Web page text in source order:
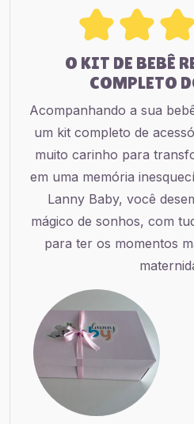
O KIT DE BEBÊ
COMPLETO
Acompanhando a sua
um kit completo de
muito carinho para
em uma memória
Lanny Baby, você
mágico de sonhos, com
para ter os momentos